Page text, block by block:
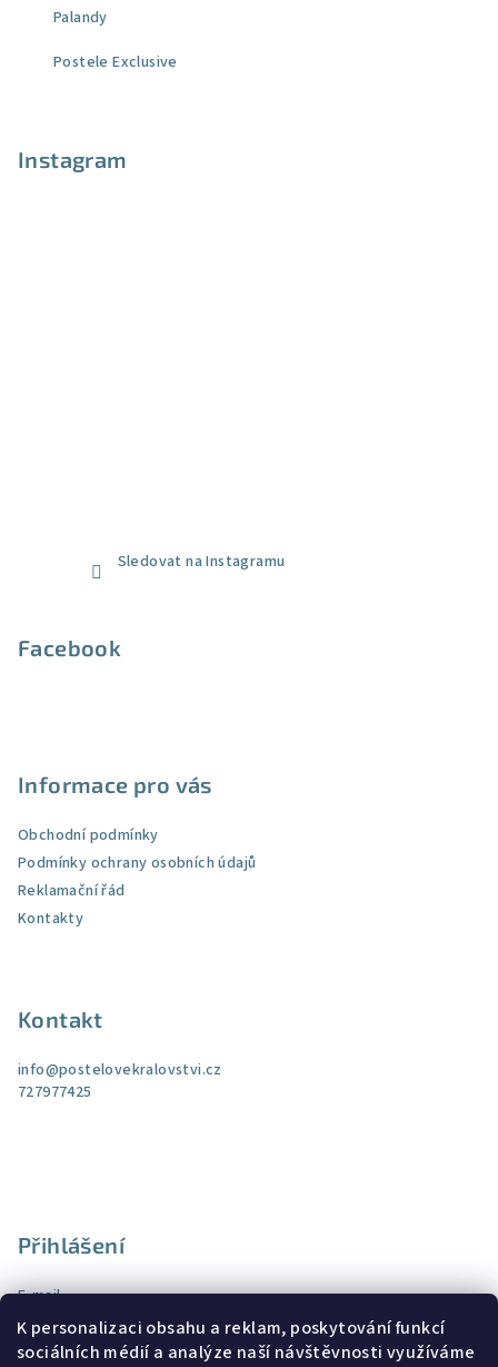
K personalizaci obsahu a reklam, poskytování funkcí
sociálních médií a analýze naší návštěvnosti využíváme
Palandy
Postele Exclusive
Instagram
Sledovat na Instagramu
Facebook
Informace pro vás
Obchodní podmínky
Podmínky ochrany osobních údajů
Reklamační řád
Kontakty
Kontakt
info@postelovekralovstvi.cz
727977425
Přihlášení
E-mail
Heslo